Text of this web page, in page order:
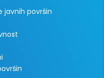
javnih površin